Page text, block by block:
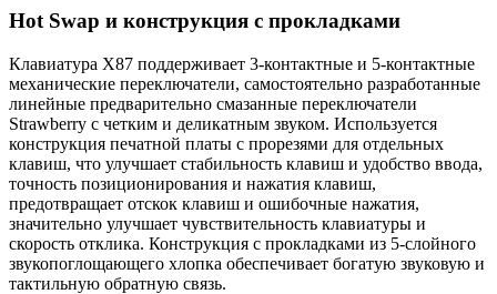
Hot Swap и конструкция с прокладками
Клавиатура X87 поддерживает 3-контактные и 5-контактные
механические переключатели, самостоятельно разработанные
линейные предварительно смазанные переключатели
Strawberry с четким и деликатным звуком. Используется
конструкция печатной платы с прорезями для отдельных
клавиш, что улучшает стабильность клавиш и удобство ввода,
точность позиционирования и нажатия клавиш,
предотвращает отскок клавиш и ошибочные нажатия,
значительно улучшает чувствительность клавиатуры и
скорость отклика. Конструкция с прокладками из 5-слойного
звукопоглощающего хлопка обеспечивает богатую звуковую и
тактильную обратную связь.